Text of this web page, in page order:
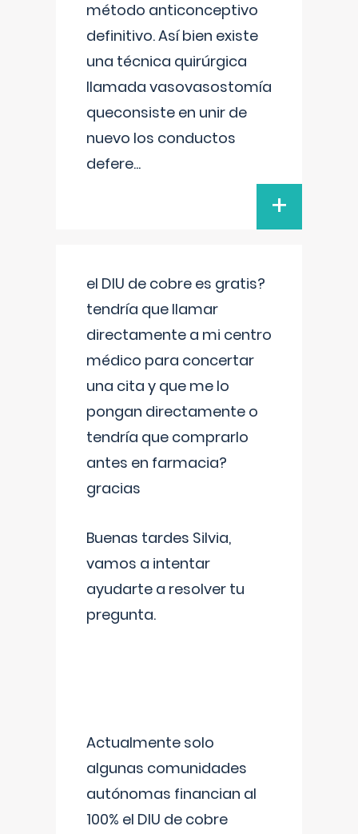
método anticonceptivo
definitivo. Así bien existe
una técnica quirúrgica
llamada vasovasostomía
queconsiste en unir de
nuevo los conductos
defere...
+
el DIU de cobre es gratis?
tendría que llamar
directamente a mi centro
médico para concertar
una cita y que me lo
pongan directamente o
tendría que comprarlo
antes en farmacia?
gracias
Buenas tardes Silvia,
vamos a intentar
ayudarte a resolver tu
pregunta.
Actualmente solo
algunas comunidades
autónomas financian al
100% el DIU de cobre